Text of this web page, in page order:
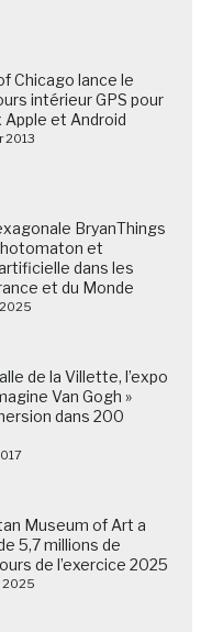
Chicago lance le
intérieur GPS pour
et Android
2013
BryanThings
et
dans les
et du Monde
de la Villette, l’expo
Van Gogh »
dans 200
Museum of Art a
5,7 millions de
de l’exercice 2025
2025